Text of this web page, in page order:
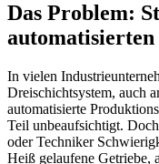
Das Problem:
In vielen
Dreischichtsystem, auch
automatisierte
Teil unbeaufsichtigt.
oder Techniker
Heiß gelaufene Getriebe,